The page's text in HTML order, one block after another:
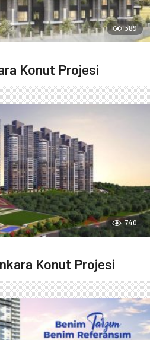
589
Konut Projesi
740
Konut Projesi